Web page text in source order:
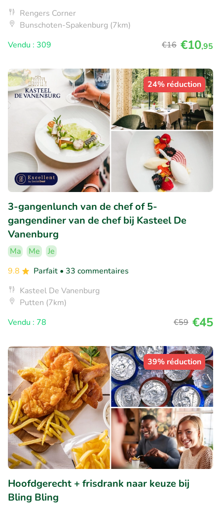
Rengers Corner
Bunschoten-Spakenburg (7km)
Vendu : 309
€16 €10,95
24% réduction
3-gangenlunch van de chef of 5-
gangendiner van de chef bij Kasteel De
Vanenburg
Ma Me
Je
9.8
Parfait • 33 commentaires
Kasteel De Vanenburg
Putten (7km)
Vendu : 78
€59 €45
39% réduction
Hoofdgerecht + frisdrank naar keuze bij
Bling Bling